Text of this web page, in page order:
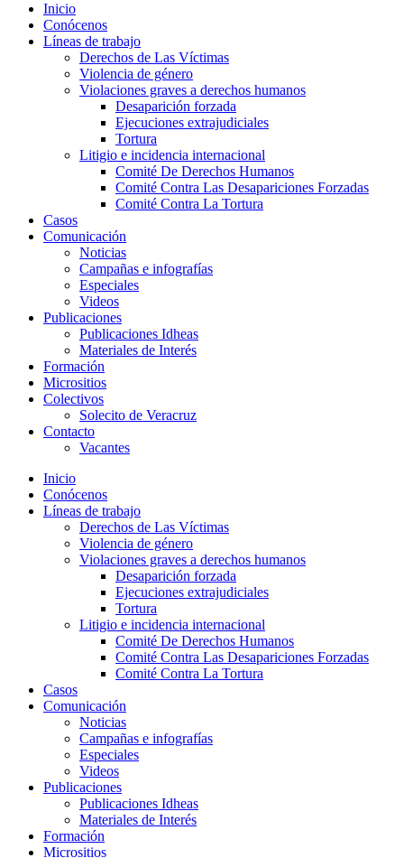
Inicio
Conócenos
Líneas de trabajo
Derechos de Las Víctimas
Violencia de género
Violaciones graves a derechos humanos
Desaparición forzada​
Ejecuciones extrajudiciales
Tortura
Litigio e incidencia internacional
Comité De Derechos Humanos​
Comité Contra Las Desapariciones Forzadas
Comité Contra La Tortura​
Casos
Comunicación
Noticias
Campañas e infografías
Especiales
Videos
Publicaciones
Publicaciones Idheas
Materiales de Interés
Formación
Micrositios
Colectivos
Solecito de Veracruz
Contacto
Vacantes
Inicio
Conócenos
Líneas de trabajo
Derechos de Las Víctimas
Violencia de género
Violaciones graves a derechos humanos
Desaparición forzada​
Ejecuciones extrajudiciales
Tortura
Litigio e incidencia internacional
Comité De Derechos Humanos​
Comité Contra Las Desapariciones Forzadas
Comité Contra La Tortura​
Casos
Comunicación
Noticias
Campañas e infografías
Especiales
Videos
Publicaciones
Publicaciones Idheas
Materiales de Interés
Formación
Micrositios